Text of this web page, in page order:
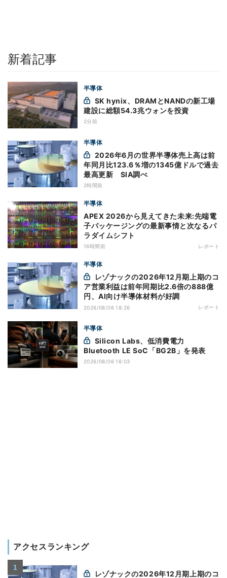
新着記事
半導体
建設に総額54.3兆ウォンを投資
2分前
半導体
年同月比123.6％増の1345億ドルで過去
最高更新 SIA調べ
2時間前
半導体
APEX 2026から見えてきた未来:先端電
子パッケージングの最新事情と次なるパ
ラダイムシフト
16時間前 レポート
半導体
ア営業利益は前年同期比2.6倍の888億
円、AI向け半導体材料が好調
2026/08/06 18:26 レポート
半導体
Bluetooth LE SoC「BG2B」を発表
2026/08/06 16:03
アクセスランキング